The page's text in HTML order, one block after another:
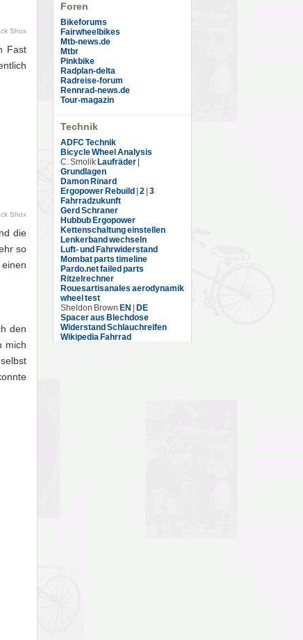
Foren
Bikeforums
Fairwheelbikes
Mtb-news.de
Mtbr
Pinkbike
Radplan-delta
Radreise-forum
Rennrad-news.de
Tour-magazin
Technik
ADFC Technik
Bicycle Wheel Analysis
C. Smolik Laufräder
Grundlagen
Damon Rinard
Ergopower Rebuild
2 3
Fahrradzukunft
Gerd Schraner
Hubbub Ergopower
Kettenschaltung einstellen
Lenkerband wechseln
Luft- und Fahrwiderstand
Mombat parts timeline
Pardo.net failed parts
Ritzelrechner
Rouesartisanales aerodynamik
wheel test
Sheldon Brown EN
DE
Spacer aus Blechdose
Widerstand Schlauchreifen
Wikipedia Fahrrad
Shox
Fast
Shox
die
so
den
mich